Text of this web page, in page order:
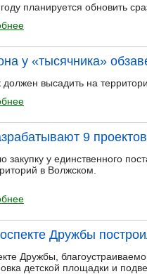
планируется обновить
у «тысячника»
высадить на
9
у единственного
в Волжском.
Дружбы
Дружбы,
детской площадки и